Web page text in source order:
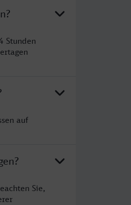
Stunden
auf
Sie,